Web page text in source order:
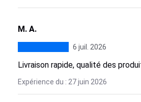
M. A.
6 juil. 2026
Livraison rapide, qualité des
Expérience du : 27 juin 2026